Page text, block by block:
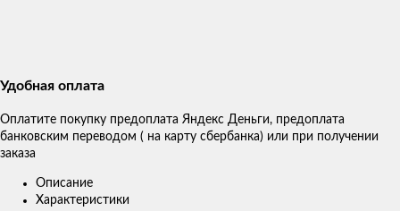
Удобная оплата
Оплатите покупку предоплата Яндекс Деньги, предоплата
банковским переводом ( на карту сбербанка) или при получении
заказа
Описание
Характеристики